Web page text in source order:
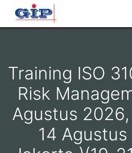
Training ISO
Risk
Agustus
14